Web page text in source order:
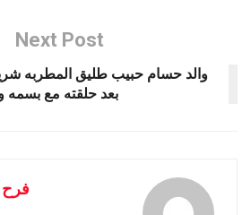
Next Post
والد حسام حبيب طليق المطربه
بعد حلقته مع بسمه
فرح